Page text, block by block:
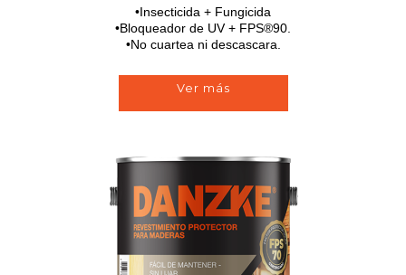
Insecticida + Fungicida
Bloqueador de UV + FPS®90.
No cuartea ni descascara.
Ver más